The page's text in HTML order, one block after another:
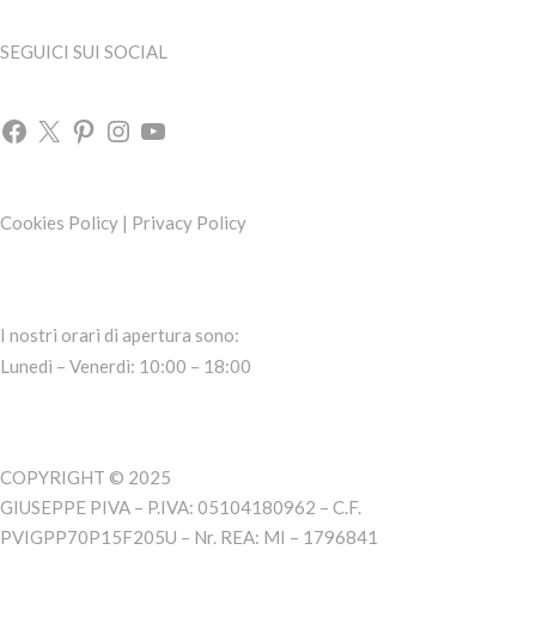
SEGUICI SUI SOCIAL
Cookies Policy | Privacy Policy
I nostri orari di apertura sono:
Lunedì – Venerdì: 10:00 – 18:00
COPYRIGHT © 2025
GIUSEPPE PIVA – P.IVA: 05104180962 – C.F.
PVIGPP70P15F205U – Nr. REA: MI – 1796841